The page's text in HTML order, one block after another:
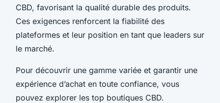
CBD, favorisant la qualité durable des produits.
Ces exigences renforcent la fiabilité des
plateformes et leur position en tant que leaders sur
le marché.
Pour découvrir une gamme variée et garantir une
expérience d’achat en toute confiance, vous
pouvez explorer les top boutiques CBD.